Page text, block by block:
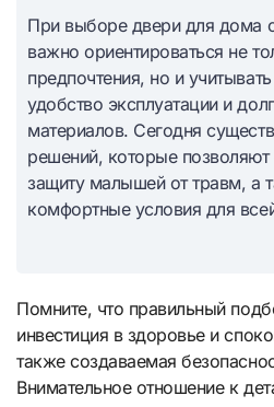
При выборе двери для дома
важно ориентироваться не
предпочтения, но и
удобство эксплуатации и
материалов. Сегодня
решений, которые
защиту малышей от травм, а
комфортные условия для
Помните, что правильный
инвестиция в здоровье и
также создаваемая
Внимательное отношение к